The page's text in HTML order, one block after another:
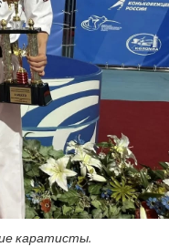
каратисты.